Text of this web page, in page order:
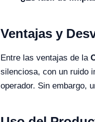
Ventajas y
Entre las ventajas de la
silenciosa, con un ruido
operador. Sin embargo,